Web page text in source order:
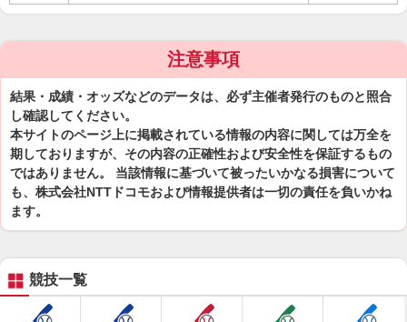
注意事項
結果・成績・オッズなどのデータは、必ず主催者発行のものと照合
し確認してください。
本サイトのページ上に掲載されている情報の内容に関しては万全を
期しておりますが、その内容の正確性および安全性を保証するもの
ではありません。 当該情報に基づいて被ったいかなる損害について
も、株式会社NTTドコモおよび情報提供者は一切の責任を負いかね
ます。
競技一覧